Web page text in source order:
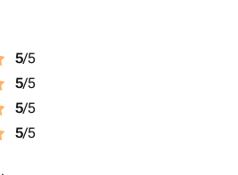
5/5
5/5
5/5
5/5